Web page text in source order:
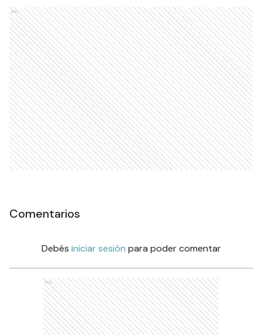
Ads
Comentarios
Debés iniciar sesión para poder comentar
Ads